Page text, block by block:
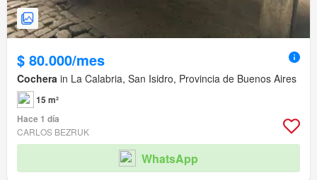
$ 80.000/mes
Cochera in La Calabria, San Isidro, Provincia de Buenos Aires
15 m²
Hace 1 día
CARLOS BEZRUK
WhatsApp